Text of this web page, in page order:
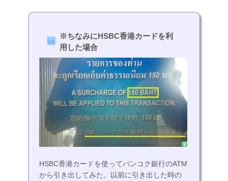
※ちなみにHSBC香港カードを利
用した場合
HSBC香港カードを使ってバンコク銀行のATM
から引き出してみた。以前に引き出した時の